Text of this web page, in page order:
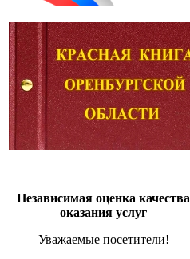
Независимая оценка качества
оказания услуг
Уважаемые посетители!